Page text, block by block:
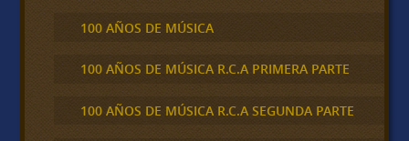
100 AÑOS DE MÚSICA
100 AÑOS DE MÚSICA R.C.A PRIMERA PARTE
100 AÑOS DE MÚSICA R.C.A SEGUNDA PARTE